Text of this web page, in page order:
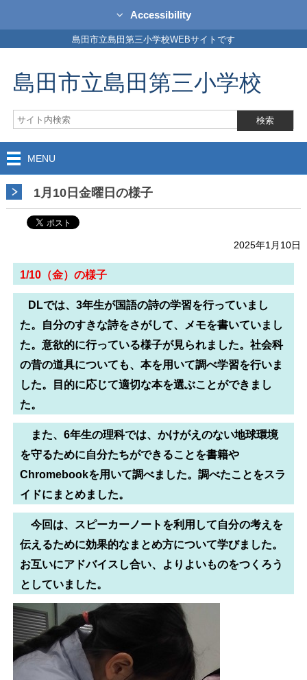
Accessibility
島田市立島田第三小学校WEBサイトです
島田市立島田第三小学校
MENU
1月10日金曜日の様子
2025年1月10日
1/10（金）の様子
DLでは、3年生が国語の詩の学習を行っていまし
た。自分のすきな詩をさがして、メモを書いていまし
た。意欲的に行っている様子が見られました。社会科
の昔の道具についても、本を用いて調べ学習を行いま
した。目的に応じて適切な本を選ぶことができまし
た。
また、6年生の理科では、かけがえのない地球環境
を守るために自分たちができることを書籍や
Chromebookを用いて調べました。調べたことをスラ
イドにまとめました。
今回は、スピーカーノートを利用して自分の考えを
伝えるために効果的なまとめ方について学びました。
お互いにアドバイスし合い、よりよいものをつくろう
としていました。